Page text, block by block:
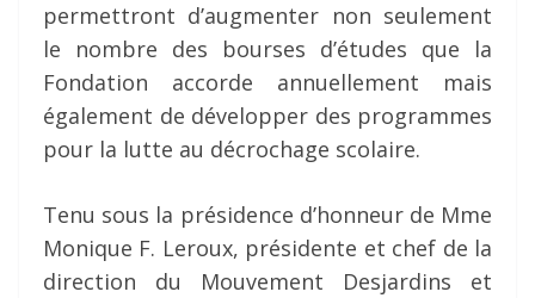
permettront d’augmenter non seulement
le nombre des bourses d’études que la
Fondation accorde annuellement mais
également de développer des programmes
pour la lutte au décrochage scolaire.
Tenu sous la présidence d’honneur de Mme
Monique F. Leroux, présidente et chef de la
direction du Mouvement Desjardins et